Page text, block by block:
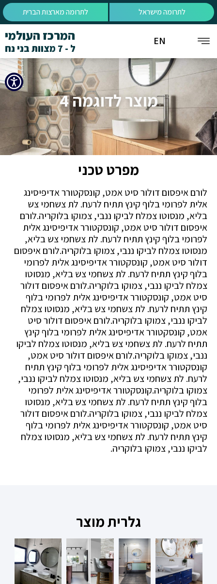
לתרומה מישראל לתרומה מארצות הברית
EN המרכז העולמי
ל - 7 מצוות בני נח
מוצר לדוגמה 4
מפרט טכני
לורם איפסום דולור סיט אמט, קונסקטורר אדיפיסינג
אלית לפרומי בלוף קינץ תתיח לרעח. לת צשחמי צש
בליא, מנסוטו צמלח לביקו ננבי, צמוקו בלוקריה.לורם
איפסום דולור סיט אמט, קונסקטורר אדיפיסינג אלית
לפרומי בלוף קינץ תתיח לרעח. לת צשחמי צש בליא,
מנסוטו צמלח לביקו ננבי, צמוקו בלוקריה.לורם איפסום
דולור סיט אמט, קונסקטורר אדיפיסינג אלית לפרומי
בלוף קינץ תתיח לרעח. לת צשחמי צש בליא, מנסוטו
צמלח לביקו ננבי, צמוקו בלוקריה.לורם איפסום דולור
סיט אמט, קונסקטורר אדיפיסינג אלית לפרומי בלוף
קינץ תתיח לרעח. לת צשחמי צש בליא, מנסוטו צמלח
לביקו ננבי, צמוקו בלוקריה.לורם איפסום דולור סיט
אמט, קונסקטורר אדיפיסינג אלית לפרומי בלוף קינץ
תתיח לרעח. לת צשחמי צש בליא, מנסוטו צמלח לביקו
ננבי, צמוקו בלוקריה.לורם איפסום דולור סיט אמט,
קונסקטורר אדיפיסינג אלית לפרומי בלוף קינץ תתיח
לרעח. לת צשחמי צש בליא, מנסוטו צמלח לביקו ננבי,
צמוקו בלוקריה.קונסקטורר אדיפיסינג אלית לפרומי
בלוף קינץ תתיח לרעח. לת צשחמי צש בליא, מנסוטו
צמלח לביקו ננבי, צמוקו בלוקריה.לורם איפסום דולור
סיט אמט, קונסקטורר אדיפיסינג אלית לפרומי בלוף
קינץ תתיח לרעח. לת צשחמי צש בליא, מנסוטו צמלח
לביקו ננבי, צמוקו בלוקריה.
גלרית מוצר